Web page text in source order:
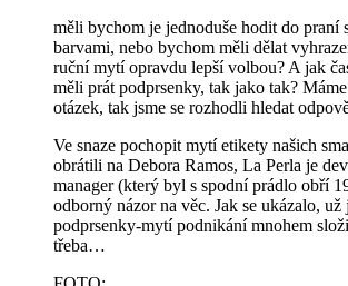
měli bychom je jednoduše hodit do praní
barvami, nebo bychom měli dělat
ruční mytí opravdu lepší volbou? A jak
měli prát podprsenky, tak jako tak?
otázek, tak jsme se rozhodli hledat
Ve snaze pochopit mytí etikety našich
obrátili na Debora Ramos, La Perla je
manager (který byl s spodní prádlo obří
odborný názor na věc. Jak se ukázalo, už
podprsenky-mytí podnikání mnohem
třeba…